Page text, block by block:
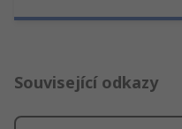
Související odkazy